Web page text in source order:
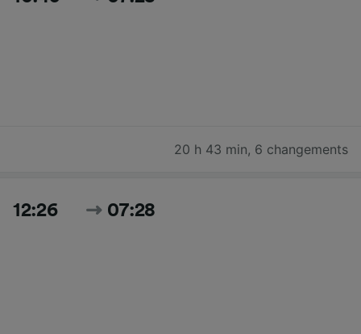
20 h 43 min, 6 changements
12:26 07:28